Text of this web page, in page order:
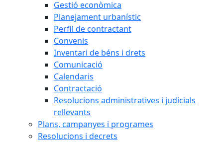
Gestió econòmica
Planejament urbanístic
Perfil de contractant
Convenis
Inventari de béns i drets
Comunicació
Calendaris
Contractació
Resolucions administratives i judicials
rellevants
Plans, campanyes i programes
Resolucions i decrets